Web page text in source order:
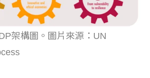
架構圖。圖片來源：UN